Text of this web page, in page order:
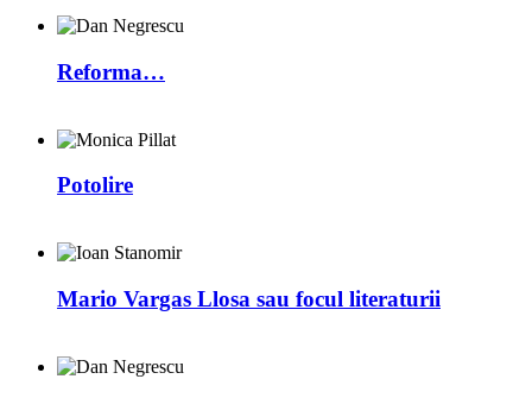
Reforma…
Potolire
Mario Vargas Llosa sau focul literaturii